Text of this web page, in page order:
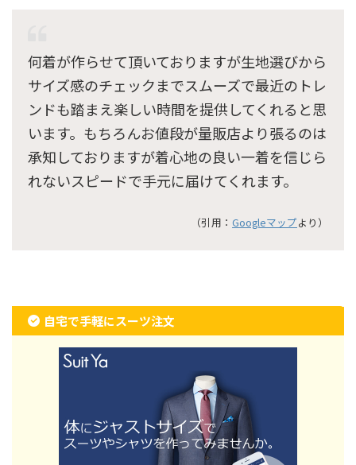
何着が作らせて頂いておりますが生地選びから
サイズ感のチェックまでスムーズで最近のトレ
ンドも踏まえ楽しい時間を提供してくれると思
います。もちろんお値段が量販店より張るのは
承知しておりますが着心地の良い一着を信じら
れないスピードで手元に届けてくれます。
（引用： Googleマップより）
自宅で手軽にスーツ注文